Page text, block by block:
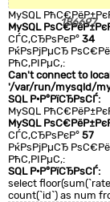
186697
MySQL
MySQL
СЃС‚СЂРѕРєР° 34
РќРѕРјРµСЂ
РћС‚РІРµС‚:
Can't connect to
'/var/run/mysqld/
SQL Р·Р°РїСЂРѕСЃ:
MySQL
MySQL
СЃС‚СЂРѕРєР° 57
РќРѕРјРµСЂ
РћС‚РІРµС‚:
SQL Р·Р°РїСЂРѕСЃ:
select
count(`id`) as num